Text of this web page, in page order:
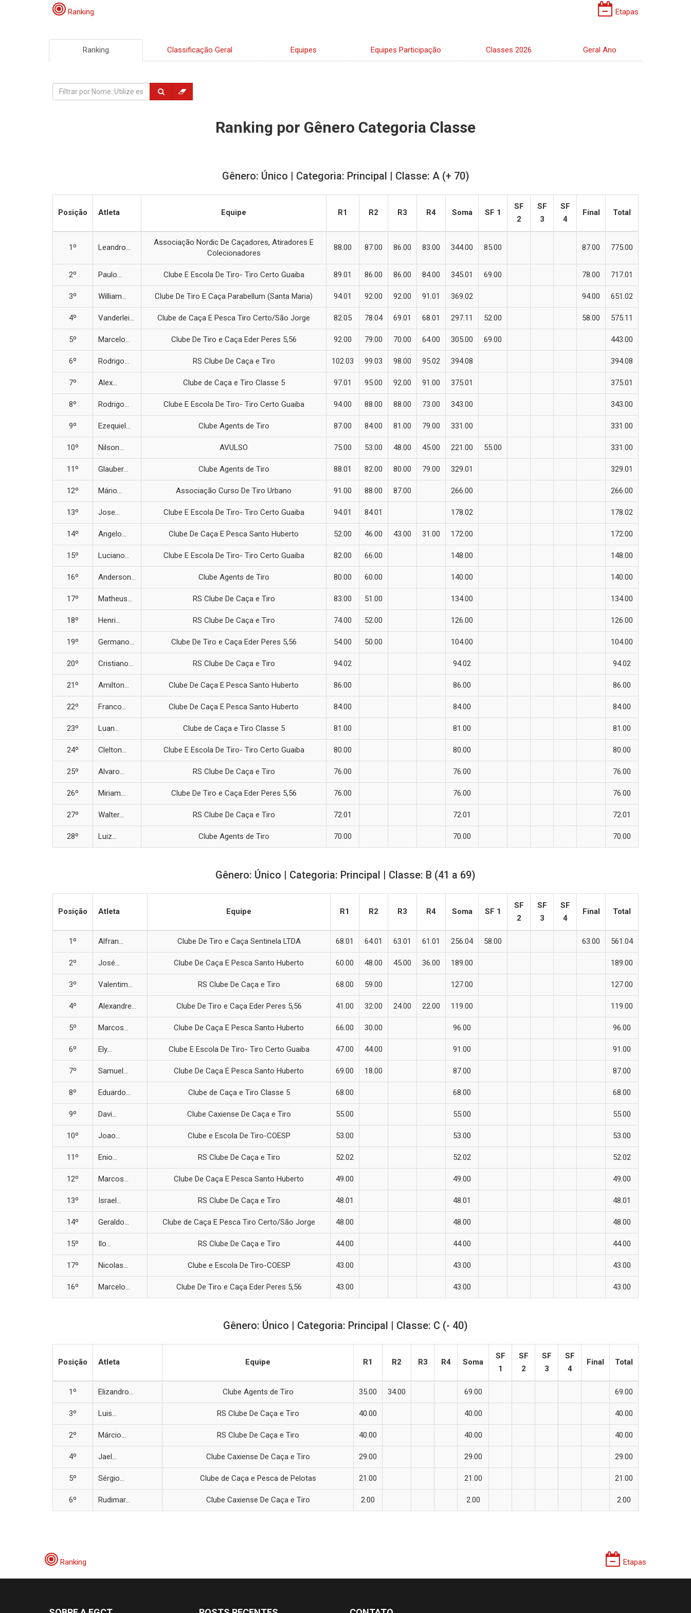
Ranking Etapas
Ranking Classificação Geral Equipes Equipes Participação Classes 2026 Geral Ano
Ranking por Gênero Categoria Classe
Gênero: Único | Categoria: Principal | Classe: A (+ 70)
Posição Atleta Equipe R1 R2 R3 R4 Soma SF 1
SF
2
SF
3
SF
4
Final Total
1º Leandro...
Associação Nordic De Caçadores, Atiradores E
Colecionadores
88.00 87.00 86.00 83.00 344.00 85.00 87.00 775.00
2º Paulo... Clube E Escola De Tiro- Tiro Certo Guaiba 89.01 86.00 86.00 84.00 345.01 69.00 78.00 717.01
3º William... Clube De Tiro E Caça Parabellum (Santa Maria) 94.01 92.00 92.00 91.01 369.02 94.00 651.02
4º Vanderlei... Clube de Caça E Pesca Tiro Certo/São Jorge 82.05 78.04 69.01 68.01 297.11 52.00 58.00 575.11
5º Marcelo... Clube De Tiro e Caça Eder Peres 5,56 92.00 79.00 70.00 64.00 305.00 69.00 443.00
6º Rodrigo... RS Clube De Caça e Tiro 102.03 99.03 98.00 95.02 394.08 394.08
7º Alex... Clube de Caça e Tiro Classe 5 97.01 95.00 92.00 91.00 375.01 375.01
8º Rodrigo... Clube E Escola De Tiro- Tiro Certo Guaiba 94.00 88.00 88.00 73.00 343.00 343.00
9º Ezequiel... Clube Agents de Tiro 87.00 84.00 81.00 79.00 331.00 331.00
10º Nilson... AVULSO 75.00 53.00 48.00 45.00 221.00 55.00 331.00
11º Glauber... Clube Agents de Tiro 88.01 82.00 80.00 79.00 329.01 329.01
12º Mário... Associação Curso De Tiro Urbano 91.00 88.00 87.00 266.00 266.00
13º Jose... Clube E Escola De Tiro- Tiro Certo Guaiba 94.01 84.01 178.02 178.02
14º Angelo... Clube De Caça E Pesca Santo Huberto 52.00 46.00 43.00 31.00 172.00 172.00
15º Luciano... Clube E Escola De Tiro- Tiro Certo Guaiba 82.00 66.00 148.00 148.00
16º Anderson... Clube Agents de Tiro 80.00 60.00 140.00 140.00
17º Matheus... RS Clube De Caça e Tiro 83.00 51.00 134.00 134.00
18º Henri... RS Clube De Caça e Tiro 74.00 52.00 126.00 126.00
19º Germano... Clube De Tiro e Caça Eder Peres 5,56 54.00 50.00 104.00 104.00
20º Cristiano... RS Clube De Caça e Tiro 94.02 94.02 94.02
21º Amilton... Clube De Caça E Pesca Santo Huberto 86.00 86.00 86.00
22º Franco... Clube De Caça E Pesca Santo Huberto 84.00 84.00 84.00
23º Luan... Clube de Caça e Tiro Classe 5 81.00 81.00 81.00
24º Clelton... Clube E Escola De Tiro- Tiro Certo Guaiba 80.00 80.00 80.00
25º Alvaro... RS Clube De Caça e Tiro 76.00 76.00 76.00
26º Miriam... Clube De Tiro e Caça Eder Peres 5,56 76.00 76.00 76.00
27º Walter... RS Clube De Caça e Tiro 72.01 72.01 72.01
28º Luiz... Clube Agents de Tiro 70.00 70.00 70.00
Gênero: Único | Categoria: Principal | Classe: B (41 a 69)
Posição Atleta Equipe R1 R2 R3 R4 Soma SF 1
SF
2
SF
3
SF
4
Final Total
1º Alfran... Clube De Tiro e Caça Sentinela LTDA 68.01 64.01 63.01 61.01 256.04 58.00 63.00 561.04
2º José... Clube De Caça E Pesca Santo Huberto 60.00 48.00 45.00 36.00 189.00 189.00
3º Valentim... RS Clube De Caça e Tiro 68.00 59.00 127.00 127.00
4º Alexandre... Clube De Tiro e Caça Eder Peres 5,56 41.00 32.00 24.00 22.00 119.00 119.00
5º Marcos... Clube De Caça E Pesca Santo Huberto 66.00 30.00 96.00 96.00
6º Ely... Clube E Escola De Tiro- Tiro Certo Guaiba 47.00 44.00 91.00 91.00
7º Samuel... Clube De Caça E Pesca Santo Huberto 69.00 18.00 87.00 87.00
8º Eduardo... Clube de Caça e Tiro Classe 5 68.00 68.00 68.00
9º Davi... Clube Caxiense De Caça e Tiro 55.00 55.00 55.00
10º Joao... Clube e Escola De Tiro-COESP 53.00 53.00 53.00
11º Enio... RS Clube De Caça e Tiro 52.02 52.02 52.02
12º Marcos... Clube De Caça E Pesca Santo Huberto 49.00 49.00 49.00
13º Israel... RS Clube De Caça e Tiro 48.01 48.01 48.01
14º Geraldo... Clube de Caça E Pesca Tiro Certo/São Jorge 48.00 48.00 48.00
15º Ilo... RS Clube De Caça e Tiro 44.00 44.00 44.00
17º Nicolas... Clube e Escola De Tiro-COESP 43.00 43.00 43.00
16º Marcelo... Clube De Tiro e Caça Eder Peres 5,56 43.00 43.00 43.00
Gênero: Único | Categoria: Principal | Classe: C (- 40)
Posição Atleta Equipe R1 R2 R3 R4 Soma
SF
1
SF
2
SF
3
SF
4
Final Total
1º Elizandro... Clube Agents de Tiro 35.00 34.00 69.00 69.00
3º Luis... RS Clube De Caça e Tiro 40.00 40.00 40.00
2º Márcio... RS Clube De Caça e Tiro 40.00 40.00 40.00
4º Jael... Clube Caxiense De Caça e Tiro 29.00 29.00 29.00
5º Sérgio... Clube de Caça e Pesca de Pelotas 21.00 21.00 21.00
6º Rudimar... Clube Caxiense De Caça e Tiro 2.00 2.00 2.00
Ranking Etapas